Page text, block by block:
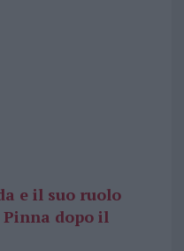
e il suo ruolo
dopo il